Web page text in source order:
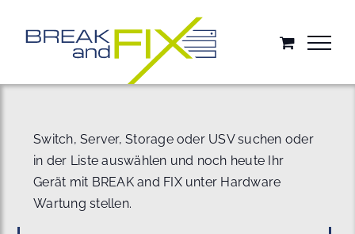
springen
Switch, Server, Storage oder USV suchen oder
in der Liste auswählen und noch heute Ihr
Gerät mit BREAK and FIX unter Hardware
Wartung stellen.